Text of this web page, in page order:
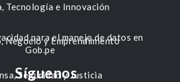
Tecnología e Innovación
Negocio y Emprendimiento
Seguridad y Justicia
para el manejo de datos en
Gob.pe
Síguenos